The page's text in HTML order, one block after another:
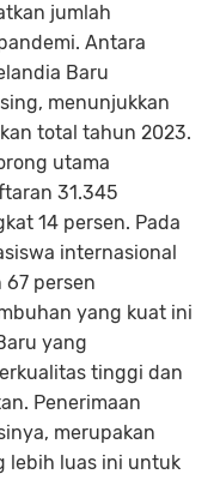
jumlah
Antara
Baru
menunjukkan
total tahun 2023.
utama
31.345
14 persen. Pada
internasional
persen
yang kuat ini
yang
tinggi dan
Penerimaan
merupakan
lebih luas ini untuk